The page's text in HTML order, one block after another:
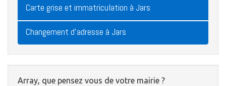
Carte grise et immatriculation à Jars
Changement d'adresse à Jars
Array, que pensez vous de votre mairie ?